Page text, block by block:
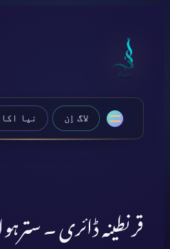
content
لاگ اِن نیا
قرنطینہ ڈائری ۔